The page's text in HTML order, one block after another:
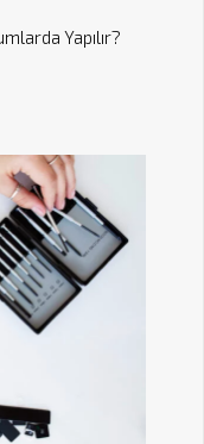
Yapılır?